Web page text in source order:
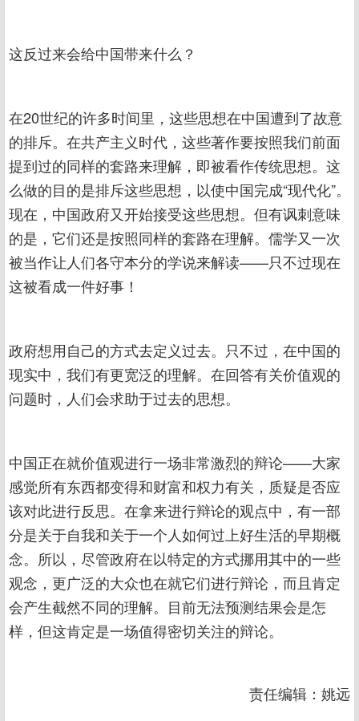
这反过来会给中国带来什么？
在20世纪的许多时间里，这些思想在中国遭到了故意
的排斥。在共产主义时代，这些著作要按照我们前面
提到过的同样的套路来理解，即被看作传统思想。这
么做的目的是排斥这些思想，以使中国完成“现代化”。
现在，中国政府又开始接受这些思想。但有讽刺意味
的是，它们还是按照同样的套路在理解。儒学又一次
被当作让人们各守本分的学说来解读——只不过现在
这被看成一件好事！
政府想用自己的方式去定义过去。只不过，在中国的
现实中，我们有更宽泛的理解。在回答有关价值观的
问题时，人们会求助于过去的思想。
中国正在就价值观进行一场非常激烈的辩论——大家
感觉所有东西都变得和财富和权力有关，质疑是否应
该对此进行反思。在拿来进行辩论的观点中，有一部
分是关于自我和关于一个人如何过上好生活的早期概
念。所以，尽管政府在以特定的方式挪用其中的一些
观念，更广泛的大众也在就它们进行辩论，而且肯定
会产生截然不同的理解。目前无法预测结果会是怎
样，但这肯定是一场值得密切关注的辩论。
责任编辑：姚远